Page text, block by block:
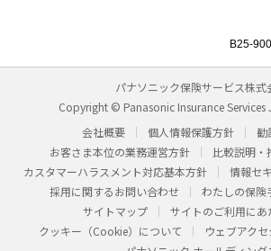
B25-
パナソニック保険サービス株式
Copyright © Panasonic Insurance Services
会社概要
個人情報保護方針
勧
お客さま本位の業務運営方針
比較説明・
カスタマーハラスメント対応基本方針
情報セ
採用に関するお問い合わせ
わたしの保険
サイトマップ
サイトのご利用にあ
クッキー（Cookie）について
ウェブアク